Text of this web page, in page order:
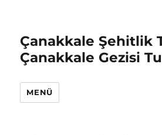
Çanakkale Şehitlik
Çanakkale Gezisi
MENÜ